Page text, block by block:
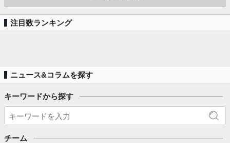
注目数ランキング
ニュース&コラムを探す
キーワードから探す
チーム